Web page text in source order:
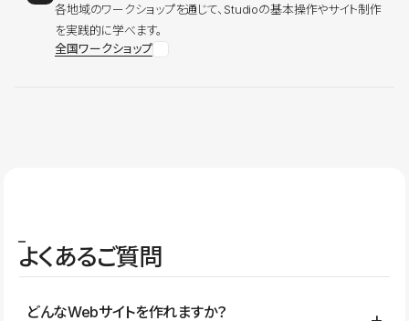
各地域のワークショップを通じて、Studioの基本操作やサイト制作
を実践的に学べます。
全国ワークショップ
よくあるご質問
どんなWebサイトを作れますか？